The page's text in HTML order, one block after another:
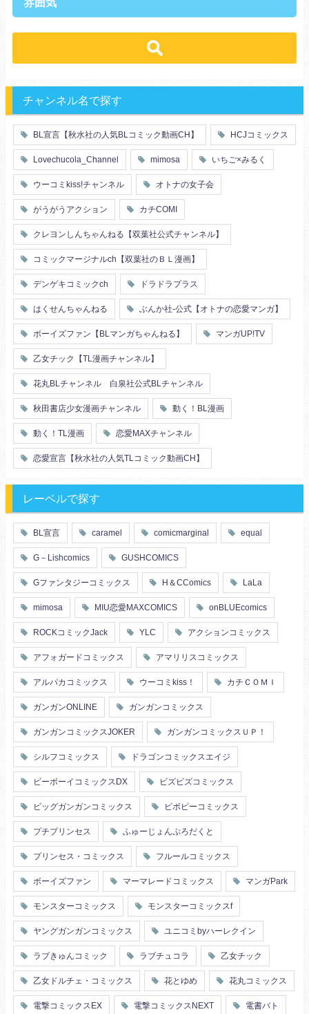
王族・貴族
俺様
エリート・ハイスぺ
芸能人
王子様
ヤンキー・不良
人外
富豪
同期
店長・店員
先生
幼馴染
漫画家・作家
ヤンキー
禁断・背徳
ロマンス
セフレ
初体験
調教
花嫁
義兄弟姉妹
初恋
スーツ
片思い
短編
人妻
主従関係
婚約者
不器用
秘密の関係
ol
甘エロ
フェチ
メイド
恋人
泥酔
絶倫
複数プレイ
催眠
友情・仲間
浴衣・和服
チャンネル名で探す
BL宣言【秋水社の人気BLコミック動画CH】 HCJコミックス
Lovechucola_Channel mimosa いちご×みるく
ウーコミkiss!チャンネル オトナの女子会
がうがうアクション カチCOMI
クレヨンしんちゃんねる【双葉社公式チャンネル】
コミックマージナルch【双葉社のＢＬ漫画】
デンゲキコミックch ドラドラプラス
はくせんちゃんねる ぶんか社-公式【オトナの恋愛マンガ】
ボーイズファン【BLマンガちゃんねる】 マンガUP!TV
乙女チック【TL漫画チャンネル】
花丸BLチャンネル 白泉社公式BLチャンネル
秋田書店少女漫画チャンネル 動く！BL漫画
動く！TL漫画 恋愛MAXチャンネル
恋愛宣言【秋水社の人気TLコミック動画CH】
レーベルで探す
BL宣言 caramel comicmarginal equal
G－Lishcomics GUSHCOMICS
Gファンタジーコミックス H＆CComics LaLa
mimosa MIU恋愛MAXCOMICS onBLUEcomics
ROCKコミックJack YLC アクションコミックス
アフォガードコミックス アマリリスコミックス
アルパカコミックス ウーコミkiss！ カチＣＯＭＩ
ガンガンONLINE ガンガンコミックス
ガンガンコミックスJOKER ガンガンコミックスＵＰ！
シルフコミックス ドラゴンコミックスエイジ
ビーボーイコミックスDX ビズビズコミックス
ビッグガンガンコミックス ビボピーコミックス
プチプリンセス ふゅーじょんぷろだくと
プリンセス・コミックス フルールコミックス
ボーイズファン マーマレードコミックス マンガPark
モンスターコミックス モンスターコミックスf
ヤングガンガンコミックス ユニコミbyハーレクイン
ラブきゅんコミック ラブチュコラ 乙女チック
乙女ドルチェ・コミックス 花とゆめ 花丸コミックス
電撃コミックスEX 電撃コミックスNEXT 電書バト